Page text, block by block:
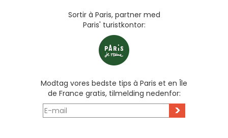
Sortir à Paris, partner med
Paris' turistkontor:
Modtag vores bedste tips à Paris et en Île
de France gratis, tilmelding nedenfor:
>